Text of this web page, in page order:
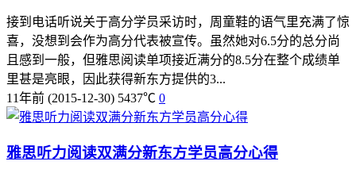
接到电话听说关于高分学员采访时，周童鞋的语气里充满了惊
喜，没想到会作为高分代表被宣传。虽然她对6.5分的总分尚
且感到一般，但雅思阅读单项接近满分的8.5分在整个成绩单
里甚是亮眼，因此获得新东方提供的3...
11年前 (2015-12-30) 5437℃ 0
雅思听力阅读双满分新东方学员高分心得